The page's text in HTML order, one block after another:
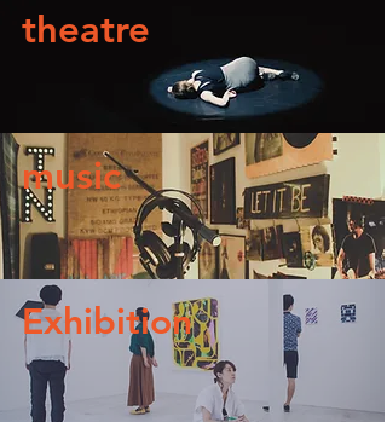
theatre
music
Exhibition